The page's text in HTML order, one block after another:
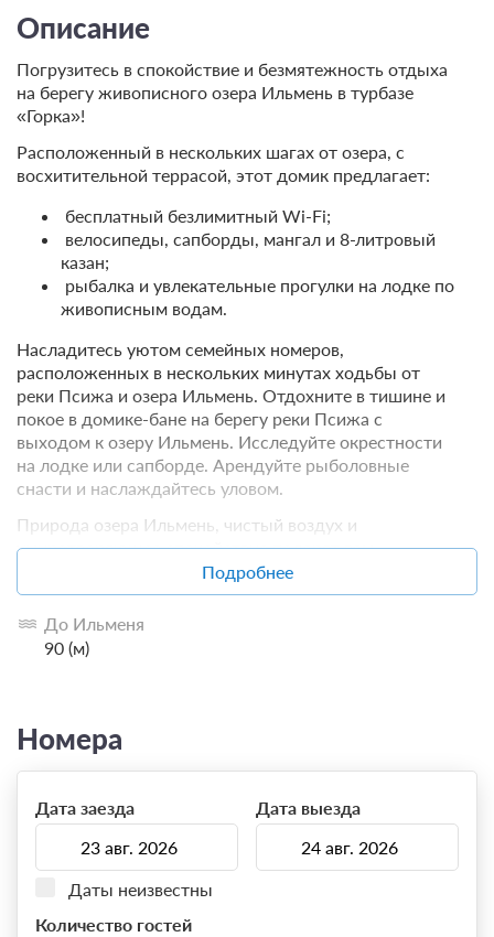
Описание
Погрузитесь в спокойствие и безмятежность отдыха
на берегу живописного озера Ильмень в турбазе
«Горка»!
Расположенный в нескольких шагах от озера, с
восхитительной террасой, этот домик предлагает:
бесплатный безлимитный Wi-Fi;
велосипеды, сапборды, мангал и 8-литровый
казан;
рыбалка и увлекательные прогулки на лодке по
живописным водам.
Насладитесь уютом семейных номеров,
расположенных в нескольких минутах ходьбы от
реки Псижа и озера Ильмень. Отдохните в тишине и
покое в домике-бане на берегу реки Псижа с
выходом к озеру Ильмень. Исследуйте окрестности
на лодке или сапборде. Арендуйте рыболовные
снасти и наслаждайтесь уловом.
Природа озера Ильмень, чистый воздух и
умиротворяющее спокойствие подарят вам
незабываемый отдых, который вдохновит и освежит.
Подробнее
До Ильменя
90 (м)
Номера
Дата заезда Дата выезда
Даты неизвестны
Количество гостей